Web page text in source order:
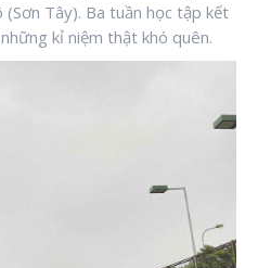
Tây). Ba tuần học tập kết
kỉ niệm thật khó quên.